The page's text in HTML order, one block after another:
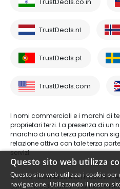
TrustDeals.nl
TrustDeals.pt
TrustDeals.com
I nomi commerciali e i marchi di
proprietari terzi. La presenza di un
marchio di una terza parte non
relazione attiva con tale terza
servizi.
© 2026 TrustDeals è un marchio
Laren 1, 1251BL, Laren - numero di
Questo sito web utilizza
Questo sito web utilizza i cookie
navigazione. Utilizzando il nostro